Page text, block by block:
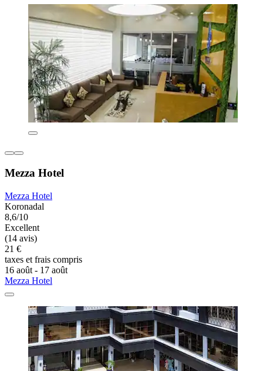
Mezza Hotel
Mezza Hotel
Koronadal
8,6/10
Excellent
(14 avis)
21 €
taxes et frais compris
16 août - 17 août
Mezza Hotel